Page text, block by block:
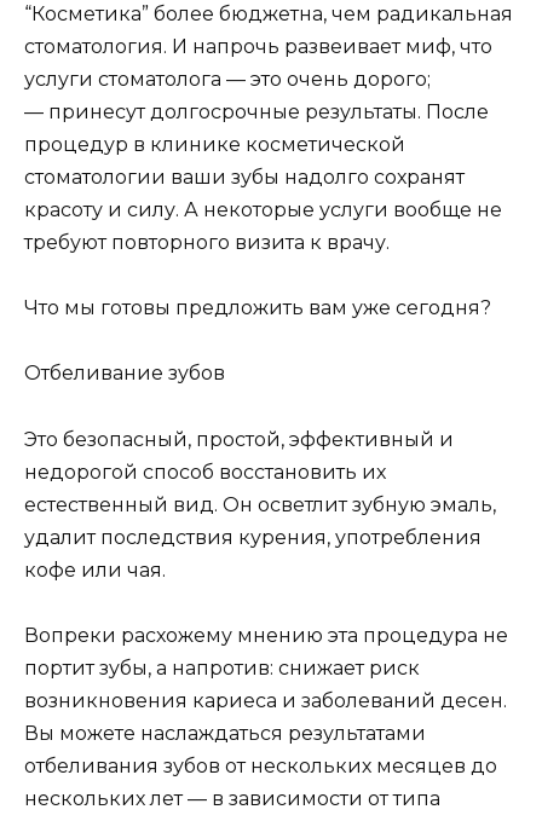
“Косметика” более бюджетна, чем радикальная
стоматология. И напрочь развеивает миф, что
услуги стоматолога — это очень дорого;
— принесут долгосрочные результаты. После
процедур в клинике косметической
стоматологии ваши зубы надолго сохранят
красоту и силу. А некоторые услуги вообще не
требуют повторного визита к врачу.
Что мы готовы предложить вам уже сегодня?
Отбеливание зубов
Это безопасный, простой, эффективный и
недорогой способ восстановить их
естественный вид. Он осветлит зубную эмаль,
удалит последствия курения, употребления
кофе или чая.
Вопреки расхожему мнению эта процедура не
портит зубы, а напротив: снижает риск
возникновения кариеса и заболеваний десен.
Вы можете наслаждаться результатами
отбеливания зубов от нескольких месяцев до
нескольких лет — в зависимости от типа